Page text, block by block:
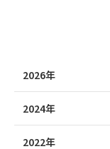
2026年
2024年
2022年